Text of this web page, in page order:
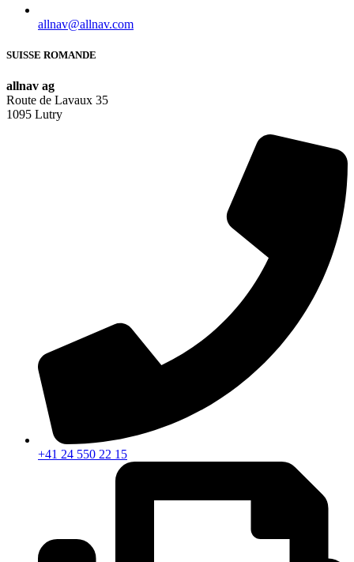
allnav@allnav.com
SUISSE ROMANDE
allnav ag
Route de Lavaux 35
1095 Lutry
+41 24 550 22 15